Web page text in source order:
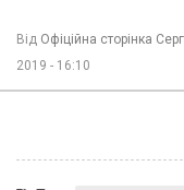
Від Офіційна сторінка
2019 - 16:10